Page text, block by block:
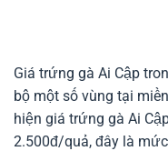
Giá trứng gà Ai Cập
bộ một số vùng tại
hiện giá trứng gà Ai
2.500đ/quả, đây là